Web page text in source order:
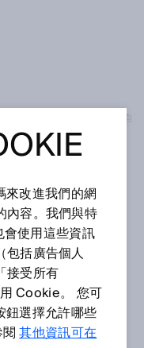
台
觀
自
改進我們的網
內容。我們與特
使用這些資訊
包括廣告個人
接受所有
Cookie。 您可
選擇允許哪些
閱其他資訊可在